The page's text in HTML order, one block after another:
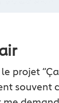
projet
souvent